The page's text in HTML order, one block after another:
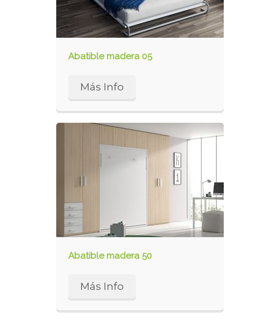
Abatible madera 05
Más Info
Abatible madera 50
Más Info